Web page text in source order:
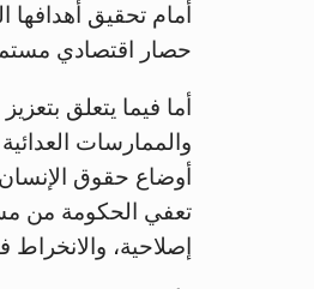
أمام تحقيق أهدافها
حصار اقتصادي
أما فيما يتعلق
والممارسات
أوضاع حقوق الإنسان
تعفي الحكومة من
إصلاحية،